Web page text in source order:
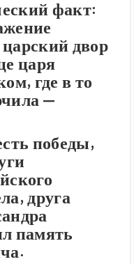
факт:
двор
царя
где в то
–
победы,
друга
память